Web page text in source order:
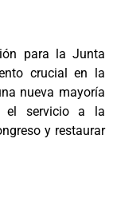
para la Junta
crucial en la
nueva mayoría
el servicio a la
y restaurar